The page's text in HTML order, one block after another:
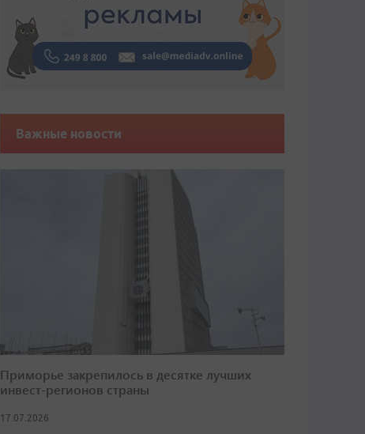
Важные новости
Приморье закрепилось в десятке лучших
инвест-регионов страны
17.07.2026